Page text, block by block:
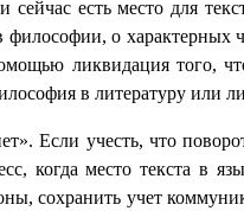
есть место для
философии, о характерных
ликвидация того,
в литературу или
Если учесть, что
когда место текста в
сохранить учет